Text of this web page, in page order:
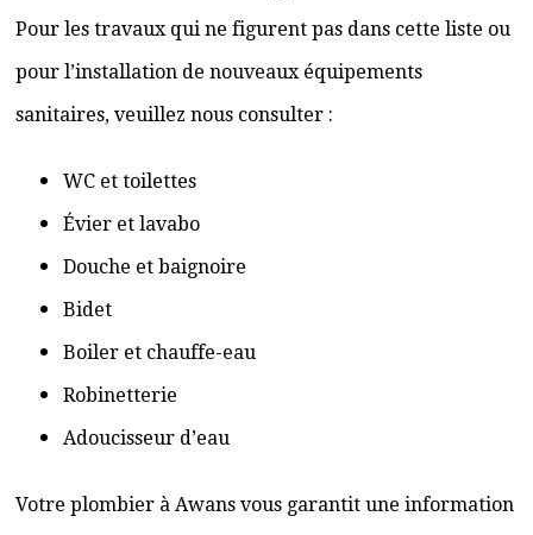
Pour les travaux qui ne figurent pas dans cette liste ou
pour l’installation de nouveaux équipements
sanitaires, veuillez nous consulter :
WC et toilettes
Évier et lavabo
Douche et baignoire
Bidet
Boiler et chauffe-eau
Robinetterie
Adoucisseur d’eau
Votre plombier à Awans vous garantit une information